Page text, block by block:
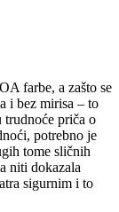
farbe, a zašto se
i bez mirisa – to
trudnoće priča o
potrebno je
tome sličnih
niti dokazala
sigurnim i to